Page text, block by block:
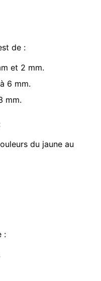
de :
et 2 mm.
6 mm.
mm.
du jaune au
: